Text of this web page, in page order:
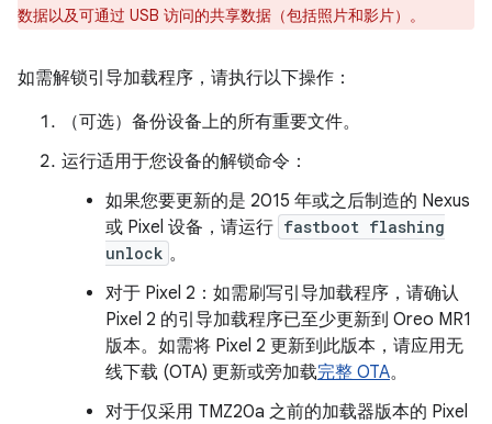
数据以及可通过 USB 访问的共享数据（包括照片和影片）。
如需解锁引导加载程序，请执行以下操作：
（可选）备份设备上的所有重要文件。
运行适用于您设备的解锁命令：
如果您要更新的是 2015 年或之后制造的 Nexus
或 Pixel 设备，请运行 fastboot flashing
unlock 。
对于 Pixel 2：如需刷写引导加载程序，请确认
Pixel 2 的引导加载程序已至少更新到 Oreo MR1
版本。如需将 Pixel 2 更新到此版本，请应用无
线下载 (OTA) 更新或旁加载完整 OTA。
对于仅采用 TMZ20a 之前的加载器版本的 Pixel